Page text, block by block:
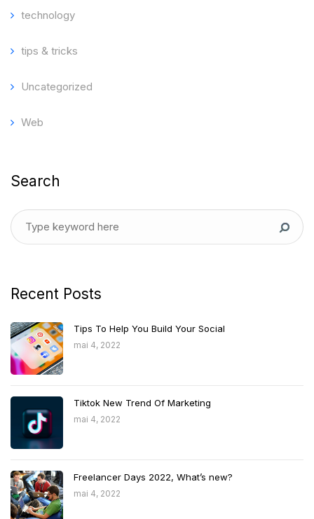
technology
tips & tricks
Uncategorized
Web
Search
Recent Posts
Tips To Help You Build Your Social
mai 4, 2022
Tiktok New Trend Of Marketing
mai 4, 2022
Freelancer Days 2022, What’s new?
mai 4, 2022